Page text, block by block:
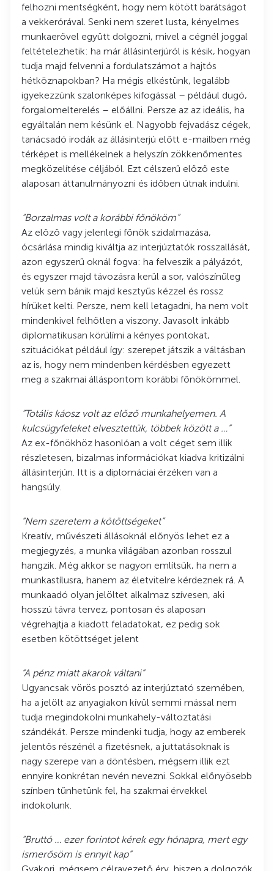
felhozni mentségként, hogy nem kötött barátságot
a vekkerórával. Senki nem szeret lusta, kényelmes
munkaerővel együtt dolgozni, mivel a cégnél joggal
feltételezhetik: ha már állásinterjúról is késik, hogyan
tudja majd felvenni a fordulatszámot a hajtós
hétköznapokban? Ha mégis elkéstünk, legalább
igyekezzünk szalonképes kifogással – például dugó,
forgalomelterelés – előállni. Persze az az ideális, ha
egyáltalán nem késünk el. Nagyobb fejvadász cégek,
tanácsadó irodák az állásinterjú előtt e-mailben még
térképet is mellékelnek a helyszín zökkenőmentes
megközelítése céljából. Ezt célszerű előző este
alaposan áttanulmányozni és időben útnak indulni.
“Borzalmas volt a korábbi főnököm”
Az előző vagy jelenlegi főnök szidalmazása,
ócsárlása mindig kiváltja az interjúztatók rosszallását,
azon egyszerű oknál fogva: ha felveszik a pályázót,
és egyszer majd távozásra kerül a sor, valószínűleg
velük sem bánik majd kesztyűs kézzel és rossz
hírüket kelti. Persze, nem kell letagadni, ha nem volt
mindenkivel felhőtlen a viszony. Javasolt inkább
diplomatikusan körülírni a kényes pontokat,
szituációkat például így: szerepet játszik a váltásban
az is, hogy nem mindenben kérdésben egyezett
meg a szakmai álláspontom korábbi főnökömmel.
“Totális káosz volt az előző munkahelyemen. A
kulcsügyfeleket elvesztettük, többek között a …”
Az ex-főnökhöz hasonlóan a volt céget sem illik
részletesen, bizalmas információkat kiadva kritizálni
állásinterjún. Itt is a diplomáciai érzéken van a
hangsúly.
“Nem szeretem a kötöttségeket”
Kreatív, művészeti állásoknál előnyös lehet ez a
megjegyzés, a munka világában azonban rosszul
hangzik. Még akkor se nagyon említsük, ha nem a
munkastílusra, hanem az életvitelre kérdeznek rá. A
munkaadó olyan jelöltet alkalmaz szívesen, aki
hosszú távra tervez, pontosan és alaposan
végrehajtja a kiadott feladatokat, ez pedig sok
esetben kötöttséget jelent
“A pénz miatt akarok váltani”
Ugyancsak vörös posztó az interjúztató szemében,
ha a jelölt az anyagiakon kívül semmi mással nem
tudja megindokolni munkahely-változtatási
szándékát. Persze mindenki tudja, hogy az emberek
jelentős részénél a fizetésnek, a juttatásoknak is
nagy szerepe van a döntésben, mégsem illik ezt
ennyire konkrétan nevén nevezni. Sokkal előnyösebb
színben tűnhetünk fel, ha szakmai érvekkel
indokolunk.
“Bruttó … ezer forintot kérek egy hónapra, mert egy
ismerősöm is ennyit kap”